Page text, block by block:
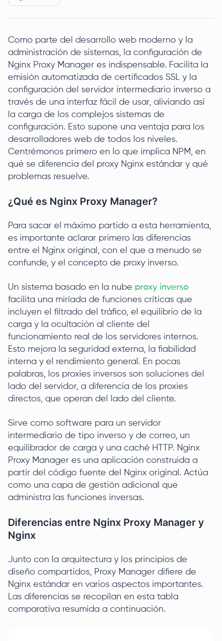
Como parte del desarrollo web moderno y la
administración de sistemas, la configuración de
Nginx Proxy Manager es indispensable. Facilita la
emisión automatizada de certificados SSL y la
configuración del servidor intermediario inverso a
través de una interfaz fácil de usar, aliviando así
la carga de los complejos sistemas de
configuración. Esto supone una ventaja para los
desarrolladores web de todos los niveles.
Centrémonos primero en lo que implica NPM, en
qué se diferencia del proxy Nginx estándar y qué
problemas resuelve.
¿Qué es Nginx Proxy Manager?
Para sacar el máximo partido a esta herramienta,
es importante aclarar primero las diferencias
entre el Nginx original, con el que a menudo se
confunde, y el concepto de proxy inverso.
Un sistema basado en la nube proxy inverso
facilita una miríada de funciones críticas que
incluyen el filtrado del tráfico, el equilibrio de la
carga y la ocultación al cliente del
funcionamiento real de los servidores internos.
Esto mejora la seguridad externa, la fiabilidad
interna y el rendimiento general. En pocas
palabras, los proxies inversos son soluciones del
lado del servidor, a diferencia de los proxies
directos, que operan del lado del cliente.
Sirve como software para un servidor
intermediario de tipo inverso y de correo, un
equilibrador de carga y una caché HTTP. Nginx
Proxy Manager es una aplicación construida a
partir del código fuente del Nginx original. Actúa
como una capa de gestión adicional que
administra las funciones inversas.
Diferencias entre Nginx Proxy Manager y
Nginx
Junto con la arquitectura y los principios de
diseño compartidos, Proxy Manager difiere de
Nginx estándar en varios aspectos importantes.
Las diferencias se recopilan en esta tabla
comparativa resumida a continuación.